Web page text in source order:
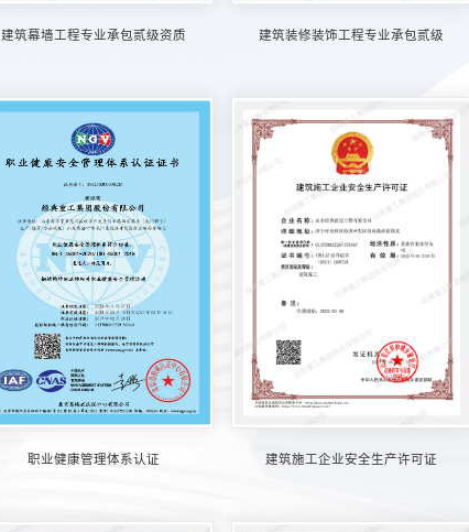
建筑幕墙工程专业承包贰级资质 建筑装修装饰工程专业承包贰级
职业健康管理体系认证 建筑施工企业安全生产许可证